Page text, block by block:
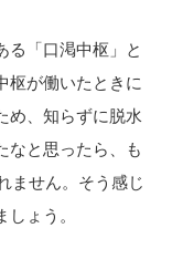
る「口渇中枢」と
枢が働いたときに
め、知らずに脱水
なと思ったら、も
ません。そう感じ
ょう。